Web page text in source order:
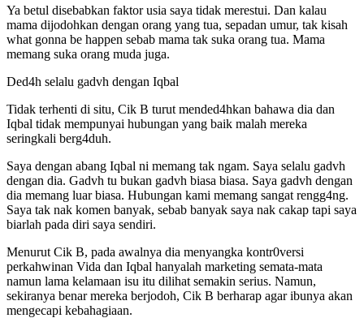
Ya betul disebabkan faktor usia saya tidak merestui. Dan kalau
mama dijodohkan dengan orang yang tua, sepadan umur, tak kisah
what gonna be happen sebab mama tak suka orang tua. Mama
memang suka orang muda juga.
Ded4h selalu gadvh dengan Iqbal
Tidak terhenti di situ, Cik B turut mended4hkan bahawa dia dan
Iqbal tidak mempunyai hubungan yang baik malah mereka
seringkali berg4duh.
Saya dengan abang Iqbal ni memang tak ngam. Saya selalu gadvh
dengan dia. Gadvh tu bukan gadvh biasa biasa. Saya gadvh dengan
dia memang luar biasa. Hubungan kami memang sangat rengg4ng.
Saya tak nak komen banyak, sebab banyak saya nak cakap tapi saya
biarlah pada diri saya sendiri.
Menurut Cik B, pada awalnya dia menyangka kontr0versi
perkahwinan Vida dan Iqbal hanyalah marketing semata-mata
namun lama kelamaan isu itu dilihat semakin serius. Namun,
sekiranya benar mereka berjodoh, Cik B berharap agar ibunya akan
mengecapi kebahagiaan.